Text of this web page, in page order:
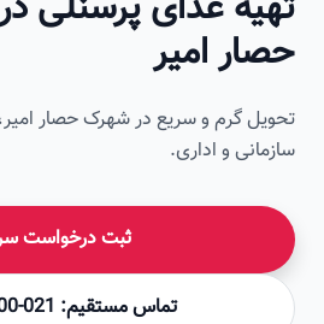
امیر
گرم و سریع در شهرک حصار امیر،
و اداری.
ثبت درخواست سریع
تماس مستقیم: 021-36412600